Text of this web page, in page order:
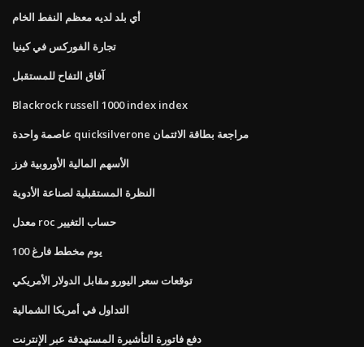
أي بلد لديه معظم النفط الخام
تجارة الفوركس في كينيا
آفاق التفاح للمستقبل
Blackrock russell 1000 index index
عاصمة واحدة quicksilverone مراجعة بطاقة الائتمان
الأسهم المالية الأوروبية فرز
النظرة المستقبلية لصناعة الأدوية
معدل roc حساب التغيير
100 يوم مخطط فارغ
توقعات سعر اليورو مقابل الدولار الأمريكي
التداول في أمريكا الشمالية
دفع فاتورة التأشيرة المستهدفة عبر الإنترنت